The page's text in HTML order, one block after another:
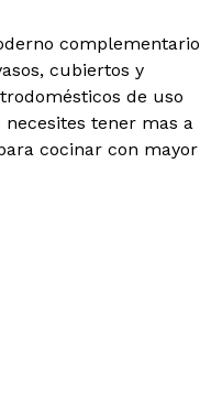
complementario
cubiertos y
de uso
tener mas a
cocinar con mayor